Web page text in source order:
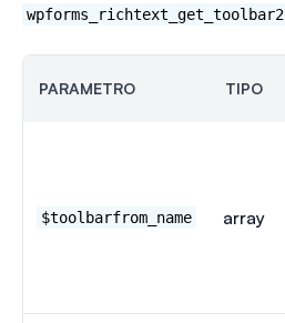
wpforms_richtext_get_toolbar2
PARAMETRO TIPO
$toolbarfrom_name array